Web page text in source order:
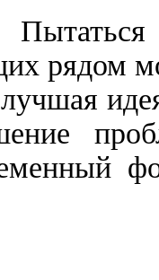
рядом